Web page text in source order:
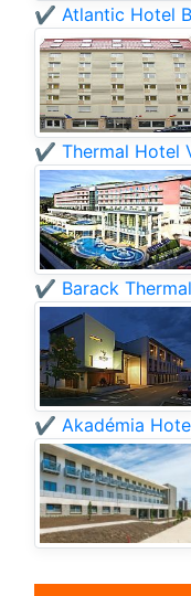
✔️ Atlantic Hotel
✔️ Thermal Hotel
✔️ Barack
✔️ Akadémia